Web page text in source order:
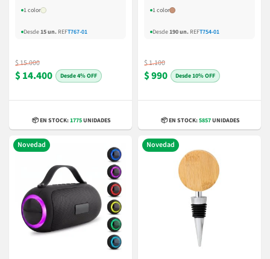
1 color
Desde15 un. REFT767-01
$ 15.000
$ 14.400 4% OFF
📦 EN STOCK:1775UNIDADES
1 color
Desde190 un. REFT754-01
$ 1.100
$ 990 10% OFF
📦 EN STOCK:5857UNIDADES
Novedad Novedad